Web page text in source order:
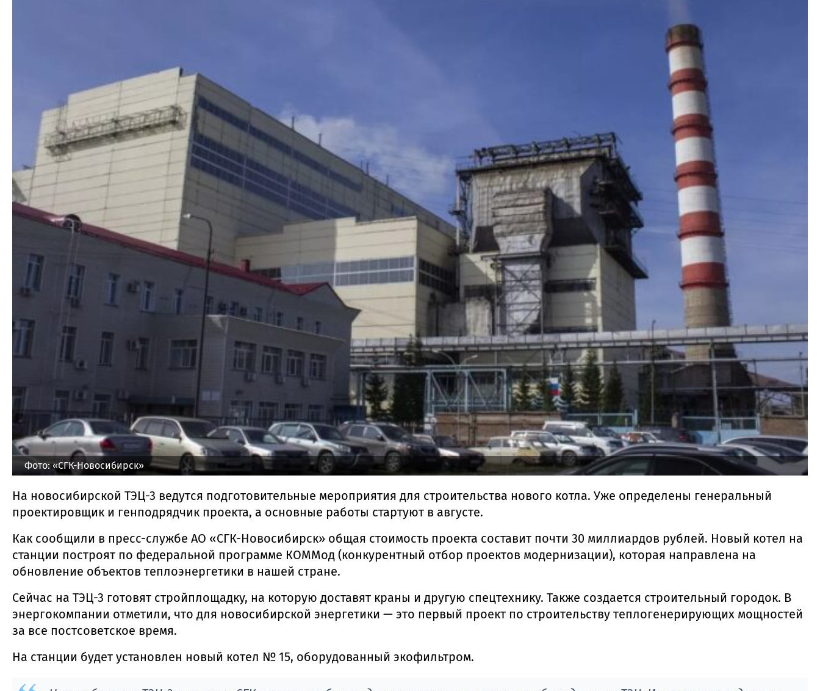
Фото: «СГК-Новосибирск»
На новосибирской ТЭЦ-3 ведутся подготовительные мероприятия для строительства нового котла. Уже определены генеральный
проектировщик и генподрядчик проекта, а основные работы стартуют в августе.
Как сообщили в пресс-службе АО «СГК-Новосибирск» общая стоимость проекта составит почти 30 миллиардов рублей. Новый котел на
станции построят по федеральной программе КОММод (конкурентный отбор проектов модернизации), которая направлена на
обновление объектов теплоэнергетики в нашей стране.
Сейчас на ТЭЦ-3 готовят стройплощадку, на которую доставят краны и другую спецтехнику. Также создается строительный городок. В
энергокомпании отметили, что для новосибирской энергетики — это первый проект по строительству теплогенерирующих мощностей
за все постсоветское время.
На станции будет установлен новый котел № 15, оборудованный экофильтром.